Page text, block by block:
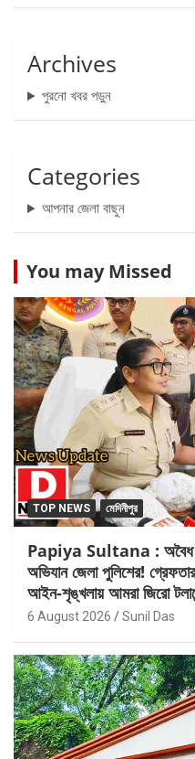
Archives
পুরনো খবর পড়ুন
Categories
আপনার জেলা বাছুন
You may Missed
TOP NEWS মেদিনীপুর
Papiya Sultana : অবৈধ
অভিযান জেলা পুলিশের!
আইন-শৃঙ্খলায় আমরা জিরো
6 August 2026 Sunil Das